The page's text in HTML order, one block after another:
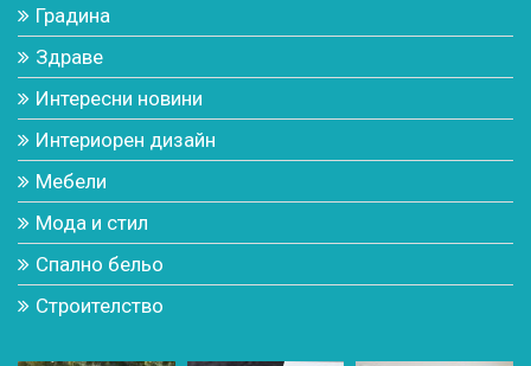
Градина
Здраве
Интересни новини
Интериорен дизайн
Мебели
Мода и стил
Спално бельо
Строителство